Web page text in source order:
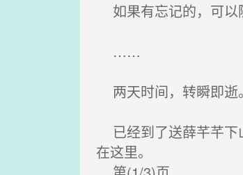
如果有忘记的，可以
……
两天时间，转瞬即逝。
已经到了送薛芊芊下
在这里。